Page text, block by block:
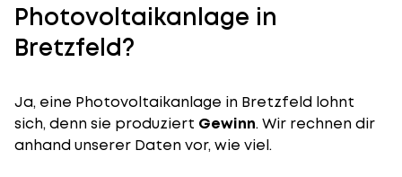
Photovoltaikanlage in
Bretzfeld?
Ja, eine Photovoltaikanlage in Bretzfeld lohnt
sich, denn sie produziert Gewinn. Wir rechnen dir
anhand unserer Daten vor, wie viel.